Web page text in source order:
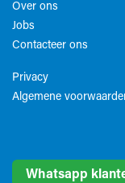
Over ons
Jobs
Contacteer ons
Privacy
Algemene
Whatsapp